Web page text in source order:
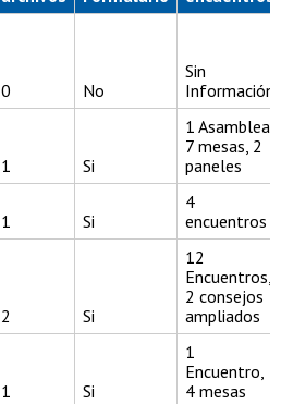
0 No
Sin
Información
1 Si
1 Asamblea,
7 mesas, 2
paneles
1 Si
4
encuentros
2 Si
12
Encuentros,
2 consejos
ampliados
1 Si
1
Encuentro,
4 mesas